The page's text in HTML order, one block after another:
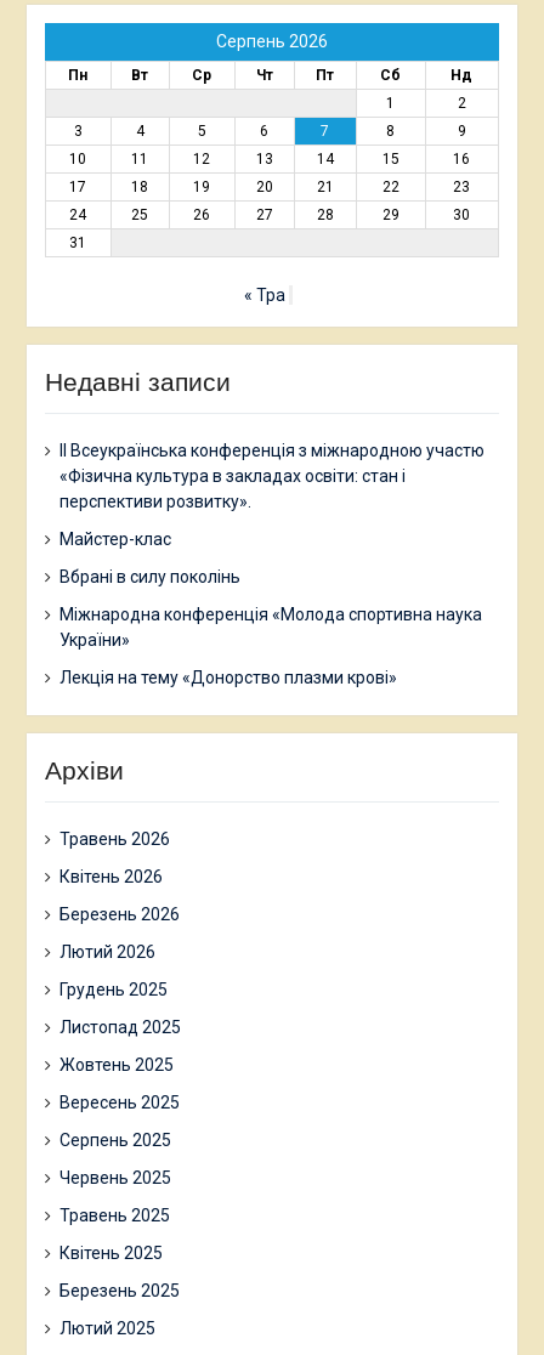
Серпень 2026
Пн Вт Ср Чт Пт Сб
Нд
1
2
3
4 5 6 7 8
9
10
11 12 13 14 15
16
17
18 19 20 21 22
23
24
25 26 27 28 29
30
31
« Тра
Недавні записи
ІІ Всеукраїнська конференція з міжнародною участю
«Фізична культура в закладах освіти: стан і
перспективи розвитку».
Майстер-клас
Вбрані в силу поколінь
Міжнародна конференція «Молода спортивна наука
України»
Лекція на тему «Донорство плазми крові»
Архіви
Травень 2026
Квітень 2026
Березень 2026
Лютий 2026
Грудень 2025
Листопад 2025
Жовтень 2025
Вересень 2025
Серпень 2025
Червень 2025
Травень 2025
Квітень 2025
Березень 2025
Лютий 2025